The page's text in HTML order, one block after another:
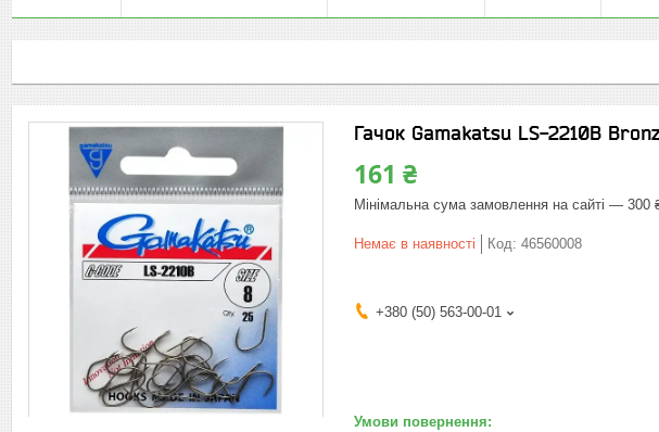
Гачок Gamakatsu LS-2210B
161 ₴
Мінімальна сума замовлення на сайті — 300
Немає в наявності Код: 46560008
+380 (50) 563-00-01